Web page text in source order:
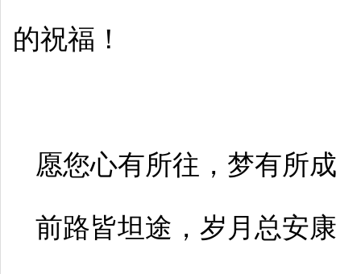
的祝福！
愿您心有所往，梦有所成
前路皆坦途，岁月总安康